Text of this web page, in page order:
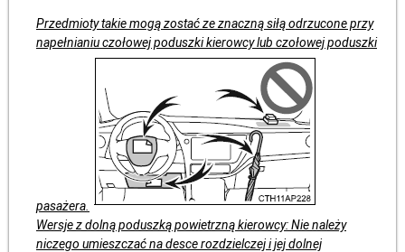
Przedmioty takie mogą zostać ze znaczną siłą odrzucone przy
napełnianiu czołowej poduszki kierowcy lub czołowej poduszki
pasażera.
Wersje z dolną poduszką powietrzną kierowcy: Nie należy
niczego umieszczać na desce rozdzielczej i jej dolnej